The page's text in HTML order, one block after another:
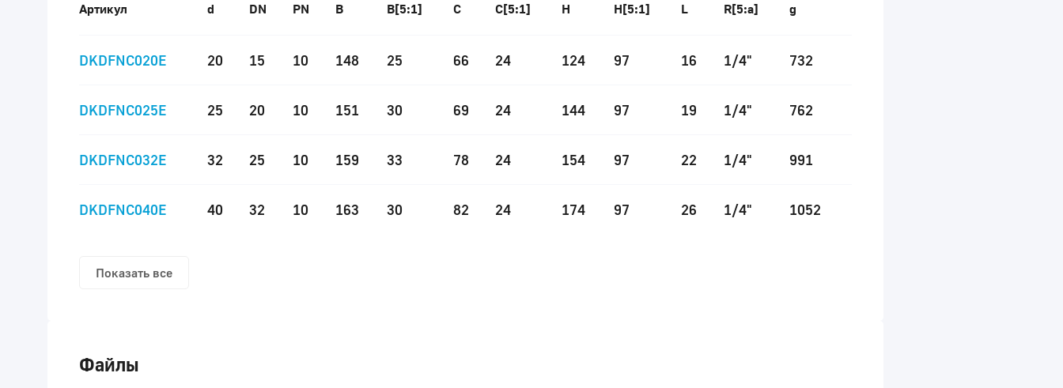
Артикул d DN PN B B[5:1] C C[5:1] H H[5:1] L R[5:a] g
DKDFNC020E 20 15 10 148 25 66 24 124 97 16 1/4" 732
DKDFNC025E 25 20 10 151 30 69 24 144 97 19 1/4" 762
DKDFNC032E 32 25 10 159 33 78 24 154 97 22 1/4" 991
DKDFNC040E 40 32 10 163 30 82 24 174 97 26 1/4" 1052
Показать все
Файлы